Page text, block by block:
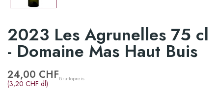
2023 Les Agrunelles 75 cl
- Domaine Mas Haut Buis
24,00 CHF
(3,20 CHF dl)
Bruttopreis